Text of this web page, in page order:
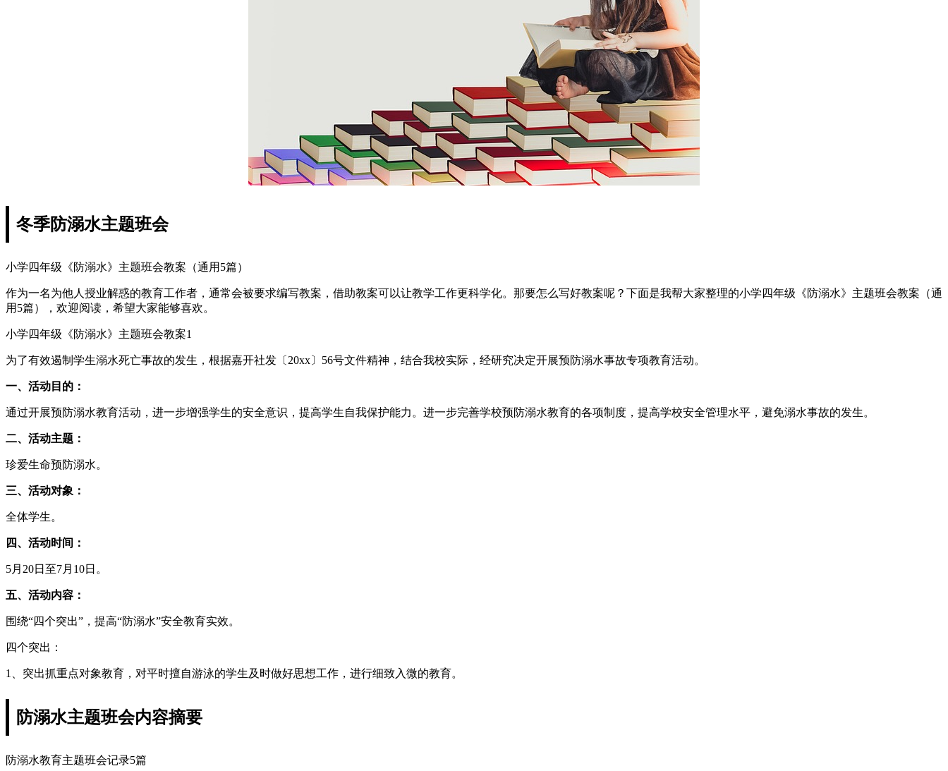
冬季防溺水主题班会
小学四年级《防溺水》主题班会教案（通用5篇）
作为一名为他人授业解惑的教育工作者，通常会被要求编写教案，借助教案可以让教学工作更科学化。那要怎么写好教案呢？下面是我帮大家整理的小学四年级《防溺水》主题班会教案（通
用5篇），欢迎阅读，希望大家能够喜欢。
小学四年级《防溺水》主题班会教案1
为了有效遏制学生溺水死亡事故的发生，根据嘉开社发〔20xx〕56号文件精神，结合我校实际，经研究决定开展预防溺水事故专项教育活动。
一、活动目的：
通过开展预防溺水教育活动，进一步增强学生的安全意识，提高学生自我保护能力。进一步完善学校预防溺水教育的各项制度，提高学校安全管理水平，避免溺水事故的发生。
二、活动主题：
珍爱生命预防溺水。
三、活动对象：
全体学生。
四、活动时间：
5月20日至7月10日。
五、活动内容：
围绕“四个突出”，提高“防溺水”安全教育实效。
四个突出：
1、突出抓重点对象教育，对平时擅自游泳的学生及时做好思想工作，进行细致入微的教育。
防溺水主题班会内容摘要
防溺水教育主题班会记录5篇